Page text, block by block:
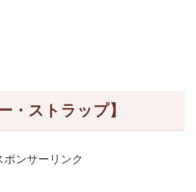
・ストラップ】
ポンサーリンク